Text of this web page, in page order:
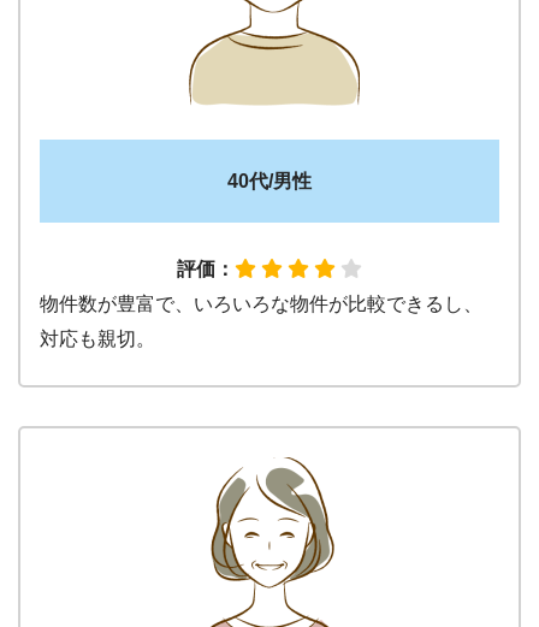
40代/男性
評価：
物件数が豊富で、いろいろな物件が比較できるし、
対応も親切。